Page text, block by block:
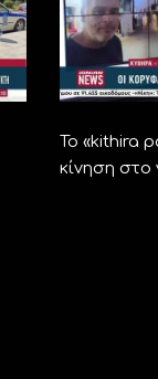
Το «kithira
κίνηση